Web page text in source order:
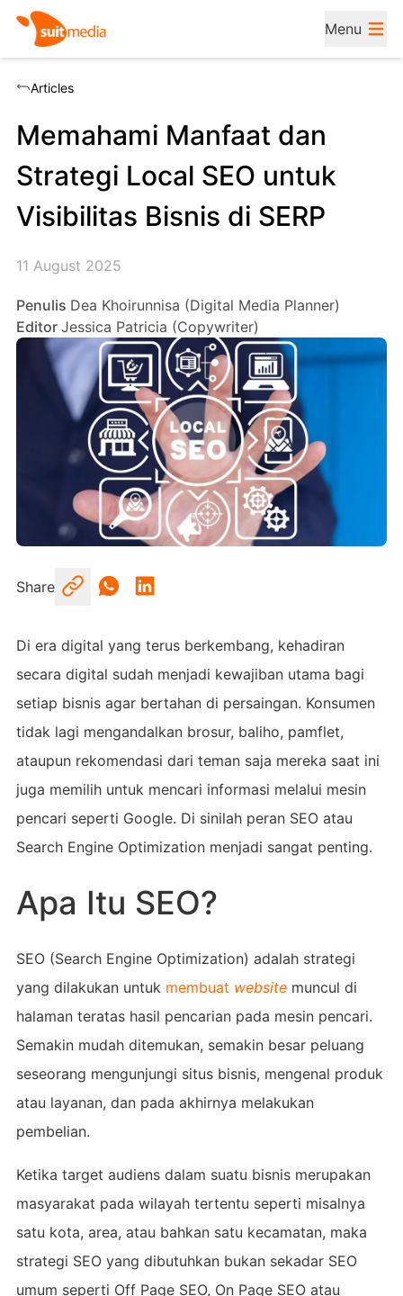
Menu
Articles
Memahami Manfaat dan
Strategi Local SEO untuk
Visibilitas Bisnis di SERP
11 August 2025
Penulis Dea Khoirunnisa (Digital Media Planner)
Editor Jessica Patricia (Copywriter)
Share
Di era digital yang terus berkembang, kehadiran
secara digital sudah menjadi kewajiban utama bagi
setiap bisnis agar bertahan di persaingan. Konsumen
tidak lagi mengandalkan brosur, baliho, pamflet,
ataupun rekomendasi dari teman saja mereka saat ini
juga memilih untuk mencari informasi melalui mesin
pencari seperti Google. Di sinilah peran SEO atau
Search Engine Optimization menjadi sangat penting.
Apa Itu SEO?
SEO (Search Engine Optimization) adalah strategi
yang dilakukan untuk membuat website muncul di
halaman teratas hasil pencarian pada mesin pencari.
Semakin mudah ditemukan, semakin besar peluang
seseorang mengunjungi situs bisnis, mengenal produk
atau layanan, dan pada akhirnya melakukan
pembelian.
Ketika target audiens dalam suatu bisnis merupakan
masyarakat pada wilayah tertentu seperti misalnya
satu kota, area, atau bahkan satu kecamatan, maka
strategi SEO yang dibutuhkan bukan sekadar SEO
umum seperti Off Page SEO, On Page SEO atau